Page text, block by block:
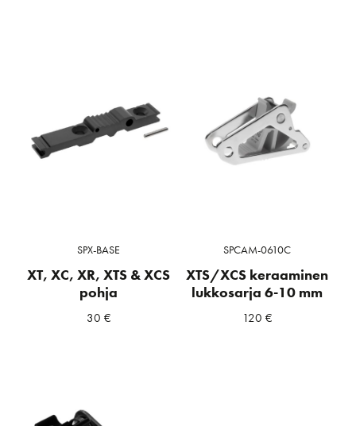
SPX-BASE
XT, XC, XR, XTS & XCS
pohja
30 €
SPCAM-0610C
XTS/XCS keraaminen
lukkosarja 6-10 mm
120 €